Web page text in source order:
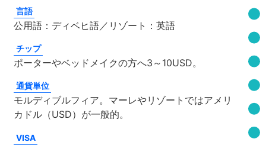
言語
公用語：ディベヒ語／リゾート：英語
チップ
ポーターやベッドメイクの方へ3～10USD。
通貨単位
モルディブルフィア。マーレやリゾートではアメリ
カドル（USD）が一般的。
VISA